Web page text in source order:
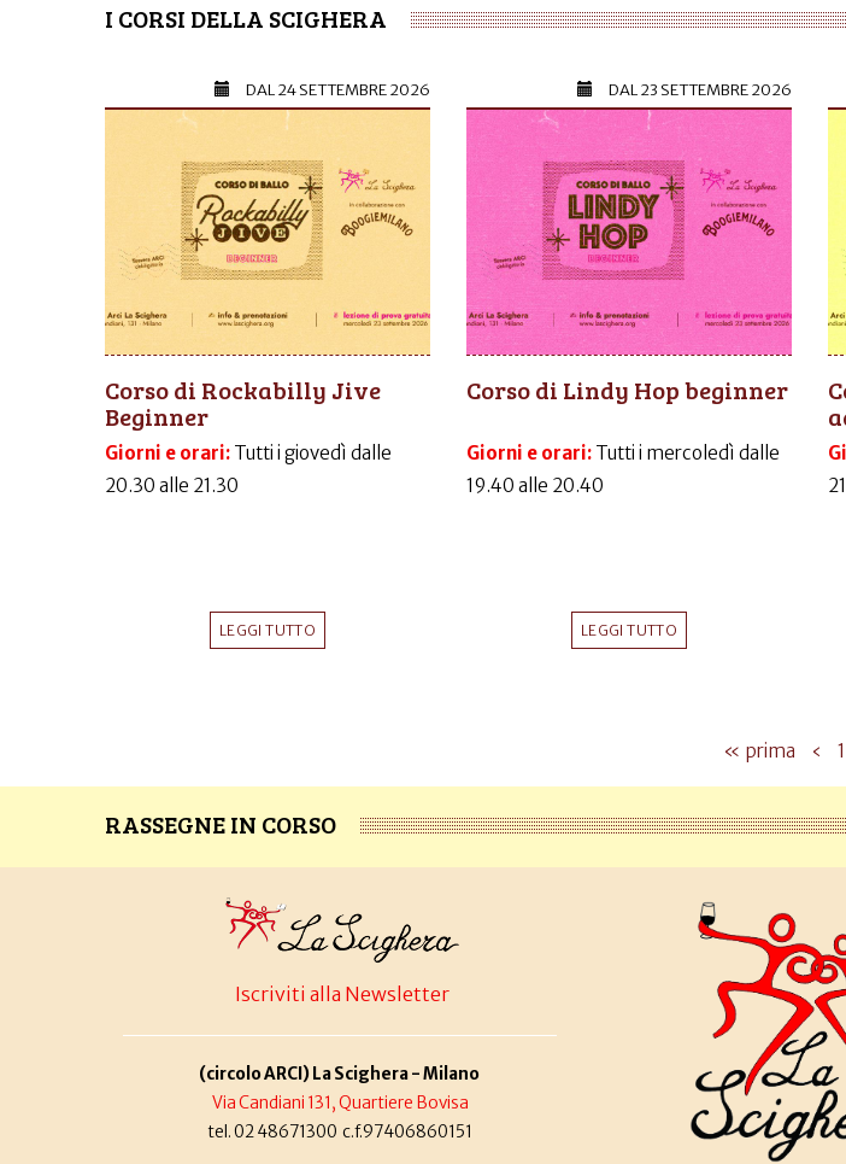
I CORSI DELLA SCIGHERA
DAL24 SETTEMBRE 2026
Corso di Rockabilly Jive
Beginner
Giorni e orari: Tutti i giovedì dalle
20.30 alle 21.30
LEGGI TUTTO
DAL23 SETTEMBRE 2026
Corso di Lindy Hop beginner
Giorni e orari: Tutti i mercoledì dalle
19.40 alle 20.40
LEGGI TUTTO
« prima ‹ 1
RASSEGNE IN CORSO
Iscriviti alla Newsletter
(circolo ARCI) La Scighera - Milano
Via Candiani 131, Quartiere Bovisa
tel. 02 48671300 c.f.97406860151